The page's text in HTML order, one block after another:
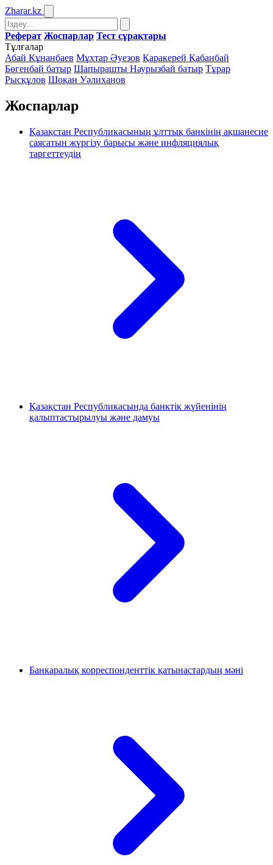
Zharar.kz
Реферат Жоспарлар Тест сұрақтары
Тұлғалар
Абай Құнанбаев Мұхтар Әуезов Қаракерей Қабанбай
Бөгенбай батыр Шапырашты Наурызбай батыр Тұрар
Рысқұлов Шоқан Уәлиханов
Жоспарлар
Қазақстан Республикасының ұлттық банкінің ақшанесие
саясатын жүргізу барысы және инфляциялық
таргеттеудің
Қазақстан Республикасында банктік жүйенінің
қалыптастырылуы және дамуы
Банкаралық корреспонденттік қатынастардың мәні